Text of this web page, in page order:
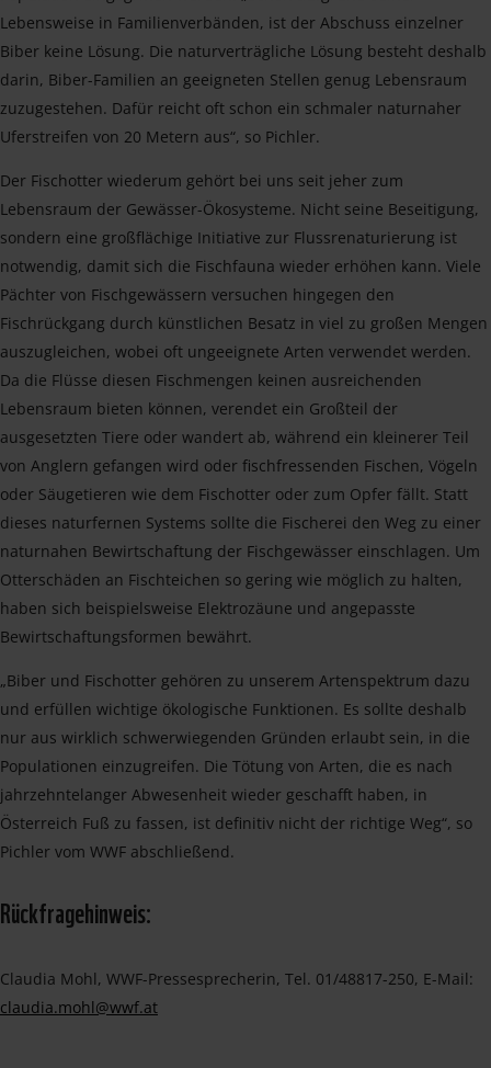
Lebensweise in Familienverbänden, ist der Abschuss einzelner
Biber keine Lösung. Die naturverträgliche Lösung besteht deshalb
darin, Biber-Familien an geeigneten Stellen genug Lebensraum
zuzugestehen. Dafür reicht oft schon ein schmaler naturnaher
Uferstreifen von 20 Metern aus“, so Pichler.
Der Fischotter wiederum gehört bei uns seit jeher zum
Lebensraum der Gewässer-Ökosysteme. Nicht seine Beseitigung,
sondern eine großflächige Initiative zur Flussrenaturierung ist
notwendig, damit sich die Fischfauna wieder erhöhen kann. Viele
Pächter von Fischgewässern versuchen hingegen den
Fischrückgang durch künstlichen Besatz in viel zu großen Mengen
auszugleichen, wobei oft ungeeignete Arten verwendet werden.
Da die Flüsse diesen Fischmengen keinen ausreichenden
Lebensraum bieten können, verendet ein Großteil der
ausgesetzten Tiere oder wandert ab, während ein kleinerer Teil
von Anglern gefangen wird oder fischfressenden Fischen, Vögeln
oder Säugetieren wie dem Fischotter oder zum Opfer fällt. Statt
dieses naturfernen Systems sollte die Fischerei den Weg zu einer
naturnahen Bewirtschaftung der Fischgewässer einschlagen. Um
Otterschäden an Fischteichen so gering wie möglich zu halten,
haben sich beispielsweise Elektrozäune und angepasste
Bewirtschaftungsformen bewährt.
„Biber und Fischotter gehören zu unserem Artenspektrum dazu
und erfüllen wichtige ökologische Funktionen. Es sollte deshalb
nur aus wirklich schwerwiegenden Gründen erlaubt sein, in die
Populationen einzugreifen. Die Tötung von Arten, die es nach
jahrzehntelanger Abwesenheit wieder geschafft haben, in
Österreich Fuß zu fassen, ist definitiv nicht der richtige Weg“, so
Pichler vom WWF abschließend.
Rückfragehinweis:
Claudia Mohl, WWF-Pressesprecherin, Tel. 01/48817-250, E-Mail:
claudia.mohl@wwf.at